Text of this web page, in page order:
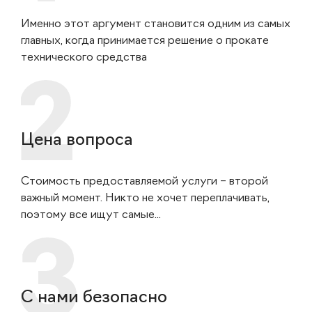
Именно этот аргумент становится одним из самых
главных, когда принимается решение о прокате
технического средства
Цена вопроса
Стоимость предоставляемой услуги – второй
важный момент. Никто не хочет переплачивать,
поэтому все ищут самые...
С нами безопасно